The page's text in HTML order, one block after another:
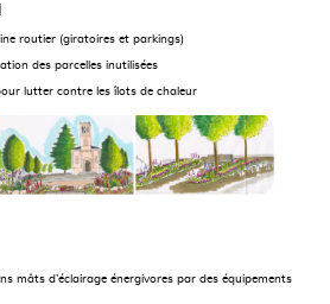
routier (giratoires et parkings)
des parcelles inutilisées
lutter contre les îlots de chaleur
mâts d’éclairage énergivores par des équipements